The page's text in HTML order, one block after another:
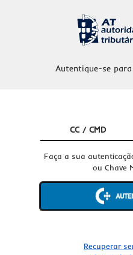
Autentique-se
CC / CMD
Faça a sua
ou Chave
Recuperar